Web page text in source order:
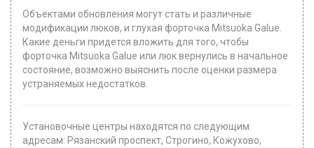
Объектами обновления могут стать и различные
модификации люков, и глухая форточка Mitsuoka Galue.
Какие деньги придется вложить для того, чтобы
форточка Mitsuoka Galue или люк вернулись в начальное
состояние, возможно выяснить после оценки размера
устраняемых недостатков.
Установочные центры находятся по следующим
адресам: Рязанский проспект, Строгино, Кожухово,